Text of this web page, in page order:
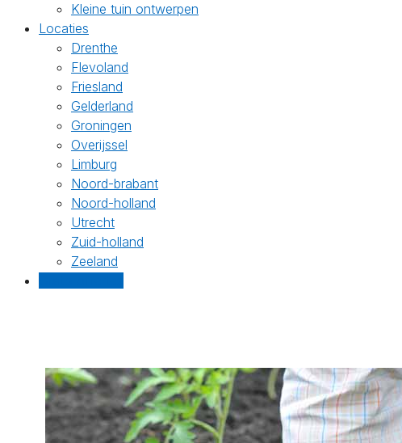
Kleine tuin ontwerpen
Locaties
Drenthe
Flevoland
Friesland
Gelderland
Groningen
Overijssel
Limburg
Noord-brabant
Noord-holland
Utrecht
Zuid-holland
Zeeland